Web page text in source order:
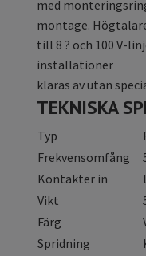
med
montage.
till 8 ? och 100 V-
installationer
klaras av utan
TEKNISKA
Typ
Frekvensomfång
Kontakter in
Vikt
Färg
Spridning